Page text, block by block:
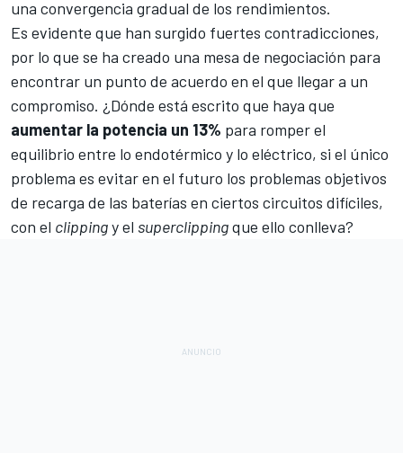
una convergencia gradual de los rendimientos.
Es evidente que han surgido fuertes contradicciones,
por lo que se ha creado una mesa de negociación para
encontrar un punto de acuerdo en el que llegar a un
compromiso. ¿Dónde está escrito que haya que
aumentar la potencia un 13% para romper el
equilibrio entre lo endotérmico y lo eléctrico, si el único
problema es evitar en el futuro los problemas objetivos
de recarga de las baterías en ciertos circuitos difíciles,
con el clippingy el superclippingque ello conlleva?